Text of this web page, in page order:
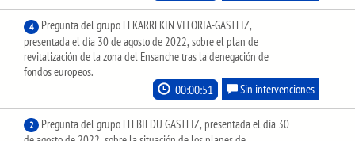
4
Pregunta del grupo ELKARREKIN VITORIA-GASTEIZ,
presentada el día 30 de agosto de 2022, sobre el plan de
revitalización de la zona del Ensanche tras la denegación de
fondos europeos.
00:00:51 Sin intervenciones
2
Pregunta del grupo EH BILDU GASTEIZ, presentada el día 30